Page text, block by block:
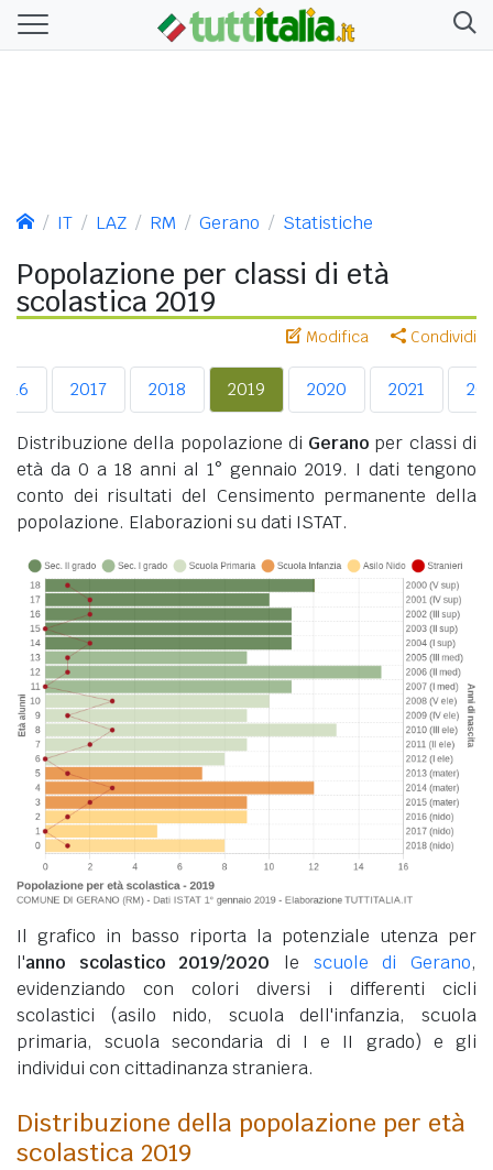
IT LAZ RM Gerano Statistiche
Popolazione per classi di età
scolastica 2019
Modifica Condividi
2017 2018 2019 2020 2021
Distribuzione della popolazione di Gerano per classi di
età da 0 a 18 anni al 1° gennaio 2019. I dati tengono
conto dei risultati del Censimento permanente della
popolazione. Elaborazioni su dati ISTAT.
Il grafico in basso riporta la potenziale utenza per
l'anno scolastico 2019/2020 le scuole di Gerano,
evidenziando con colori diversi i differenti cicli
scolastici (asilo nido, scuola dell'infanzia, scuola
primaria, scuola secondaria di I e II grado) e gli
individui con cittadinanza straniera.
Distribuzione della popolazione per età
scolastica 2019